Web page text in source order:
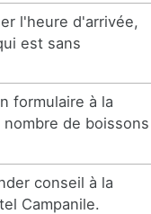
l'heure d'arrivée,
est sans
formulaire à la
de boissons
conseil à la
Campanile.